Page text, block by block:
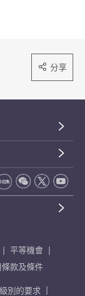
分享
平等機會
條款及條件
別的要求